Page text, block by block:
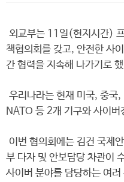
외교부는 11일(현지시간)
책협의회를 갖고, 안전한 사
간 협력을 지속해 나가기로
우리나라는 현재 미국, 중
NATO 등 2개 기구와 사이
이번 협의회에는 김건 국제
부 다자 및 안보담당 차관이
사이버 분야를 담당하는 여